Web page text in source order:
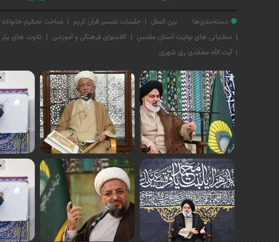
دسته‌بندی‌ها بین الملل جلسات تفسیر قرآن کریم مباحث تحکیم
سخنرانی های تولیت آستان مقدس
کلاسهای فرهنگی و آموزشی تلاوت های برتر
آیت الله محمّدی ری شهری
ص
ف
ح
ه‌
ه